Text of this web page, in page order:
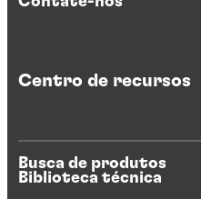
Centro de recursos
Busca de produtos
Biblioteca técnica